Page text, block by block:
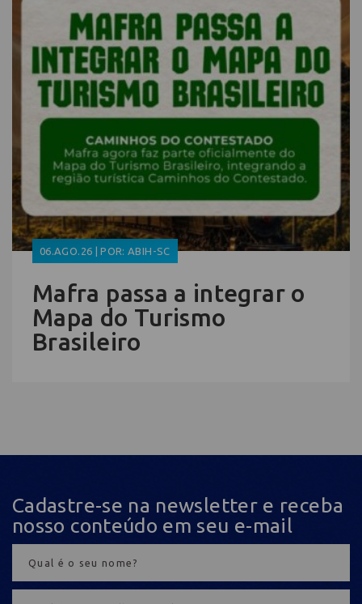
06.AGO.26 | POR: ABIH-SC
Mafra passa a integrar o
Mapa do Turismo
Brasileiro
Cadastre-se na newsletter e receba
nosso conteúdo em seu e-mail